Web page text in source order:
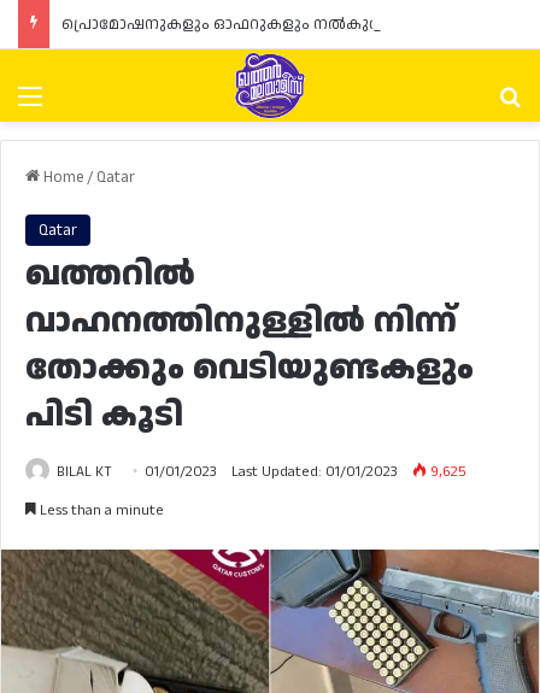
Menu
Home/ Qatar
Qatar
ഖത്തറിൽ
വാഹനത്തിനുള്ളിൽ നിന്ന്
തോക്കും വെടിയുണ്ടകളും
പിടി കൂടി
BILAL KT 01/01/2023 Last Updated: 01/01/2023
9,625
Less than a minute